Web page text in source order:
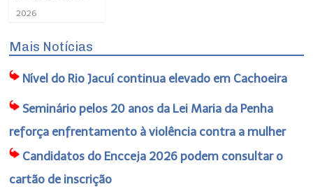
2026
Mais Notícias
Nível do Rio Jacuí continua elevado em Cachoeira
Seminário pelos 20 anos da Lei Maria da Penha
reforça enfrentamento à violência contra a mulher
Candidatos do Encceja 2026 podem consultar o
cartão de inscrição